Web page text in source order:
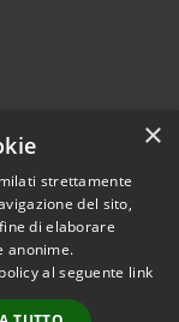
2026 • Comune di
• Powered by
• Accesso
×
strettamente
del sito,
di elaborare
anonime.
al seguente link